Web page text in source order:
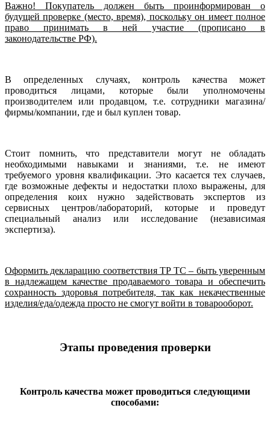
Важно! Покупатель должен быть проинформирован о
будущей проверке (место, время), поскольку он имеет полное
право принимать в ней участие (прописано в
законодательстве РФ).
В определенных случаях, контроль качества может
проводиться лицами, которые были уполномочены
производителем или продавцом, т.е. сотрудники магазина/
фирмы/компании, где и был куплен товар.
Стоит помнить, что представители могут не обладать
необходимыми навыками и знаниями, т.е. не имеют
требуемого уровня квалификации. Это касается тех случаев,
где возможные дефекты и недостатки плохо выражены, для
определения коих нужно задействовать экспертов из
сервисных центров/лабораторий, которые и проведут
специальный анализ или исследование (независимая
экспертиза).
Оформить декларацию соответствия ТР ТС – быть уверенным
в надлежащем качестве продаваемого товара и обеспечить
сохранность здоровья потребителя, так как некачественные
изделия/еда/одежда просто не смогут войти в товарооборот.
Этапы проведения проверки
Контроль качества может проводиться следующими
способами: